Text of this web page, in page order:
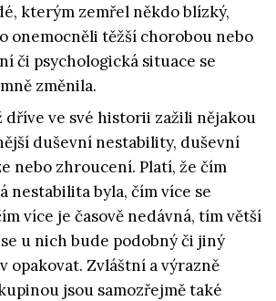
kterým zemřel někdo blízký,
onemocněli těžší chorobou nebo
či psychologická situace se
změnila.
ve své historii zažili nějakou
duševní nestability, duševní
nebo zhroucení. Platí, že čím
nestabilita byla, čím více se
více je časově nedávná, tím větší
u nich bude podobný či jiný
opakovat. Zvláštní a výrazně
jsou samozřejmě také